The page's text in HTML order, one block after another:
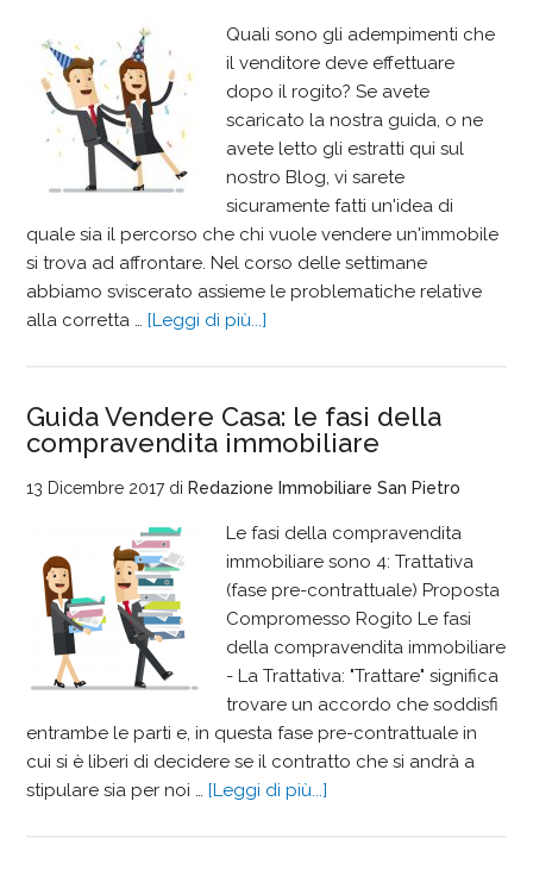
Quali sono gli adempimenti che
il venditore deve effettuare
dopo il rogito? Se avete
scaricato la nostra guida, o ne
avete letto gli estratti qui sul
nostro Blog, vi sarete
sicuramente fatti un'idea di
quale sia il percorso che chi vuole vendere un'immobile
si trova ad affrontare. Nel corso delle settimane
abbiamo sviscerato assieme le problematiche relative
alla corretta …[Leggi di più...]
Guida Vendere Casa: le fasi della
compravendita immobiliare
13 Dicembre 2017di Redazione Immobiliare San Pietro
Le fasi della compravendita
immobiliare sono 4: Trattativa
(fase pre-contrattuale) Proposta
Compromesso Rogito Le fasi
della compravendita immobiliare
- La Trattativa: "Trattare" significa
trovare un accordo che soddisfi
entrambe le parti e, in questa fase pre-contrattuale in
cui si è liberi di decidere se il contratto che si andrà a
stipulare sia per noi …[Leggi di più...]